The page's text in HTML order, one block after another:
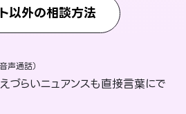
以外の相談方法
声通話）
づらいニュアンスも直接言葉にで